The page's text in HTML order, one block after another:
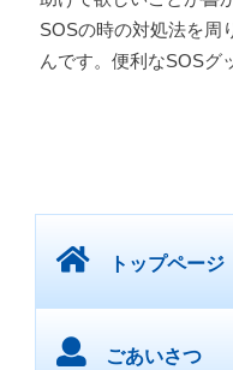
SOSの時の対処法を周
んです。便利なSOSグ
トップページ
ごあいさつ